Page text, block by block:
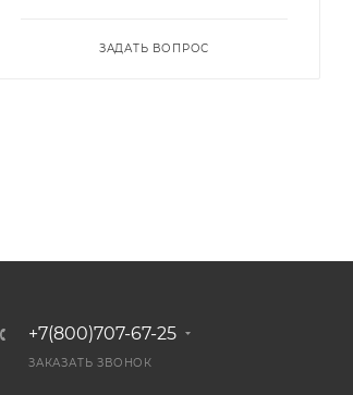
ЗАДАТЬ ВОПРОС
+7(800)707-67-25
ЗАКАЗАТЬ ЗВОНОК